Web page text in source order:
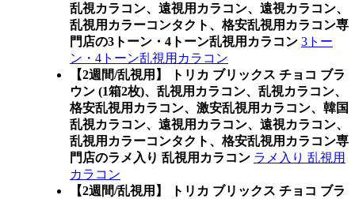
乱視カラコン、遠視用カラコン、遠視カラコン、
乱視用カラーコンタクト、格安乱視用カラコン専
門店の3トーン・4トーン乱視用カラコン 3トー
ン・4トーン乱視用カラコン
【2週間/乱視用】 トリカ ブリックス チョコ ブラ
ウン (1箱2枚)、乱視用カラコン、乱視カラコン、
格安乱視用カラコン、激安乱視用カラコン、韓国
乱視カラコン、遠視用カラコン、遠視カラコン、
乱視用カラーコンタクト、格安乱視用カラコン専
門店のラメ入り 乱視用カラコン ラメ入り 乱視用
カラコン
【2週間/乱視用】 トリカ ブリックス チョコ ブラ